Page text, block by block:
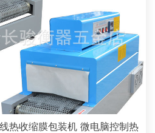
热收缩膜包装机 微电脑控制热